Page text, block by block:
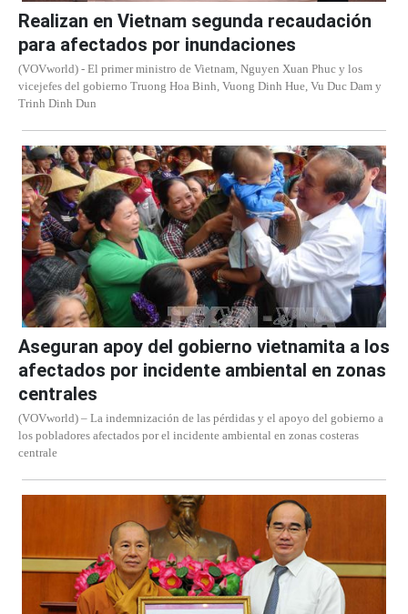
Realizan en Vietnam segunda recaudación
para afectados por inundaciones
(VOVworld) - El primer ministro de Vietnam, Nguyen Xuan Phuc y los
vicejefes del gobierno Truong Hoa Binh, Vuong Dinh Hue, Vu Duc Dam y
Trinh Dinh Dun
Aseguran apoy del gobierno vietnamita a los
afectados por incidente ambiental en zonas
centrales
(VOVworld) – La indemnización de las pérdidas y el apoyo del gobierno a
los pobladores afectados por el incidente ambiental en zonas costeras
centrale